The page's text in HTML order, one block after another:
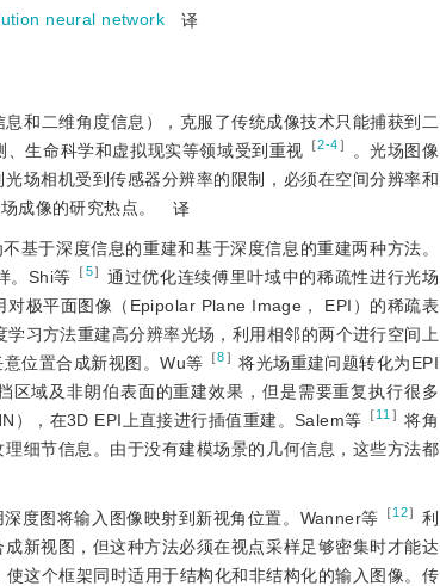
neural network 译
息和二维角度信息），克服了传统成像技术只能捕获到二
生命科学和虚拟现实等领域受到重视 ［2-4］
。光场图像
场相机受到传感器分辨率的限制，必须在空间分辨率和
成像的研究热点。
译
于深度信息的重建和基于深度信息的重建两种方法。
。Shi等 ［5］通过优化连续傅里叶域中的稀疏性进行光场
极平面图像（Epipolar Plane Image， EPI）的稀疏表
学习方法重建高分辨率光场，利用相邻的两个进行空间上
位置合成新视图。Wu等 ［8］将光场重建问题转化为EPI
区域及非朗伯表面的重建效果，但是需要重复执行很多
，在3D EPI上直接进行插值重建。Salem等 ［11 ］将角
细节信息。由于没有建模场景的几何信息，这些方法都
度图将输入图像映射到新视角位置。Wanner等 ［12］ 利
新视图，但这种方法必须在视点采样足够密集时才能达
这个框架同时适用于结构化和非结构化的输入图像。传